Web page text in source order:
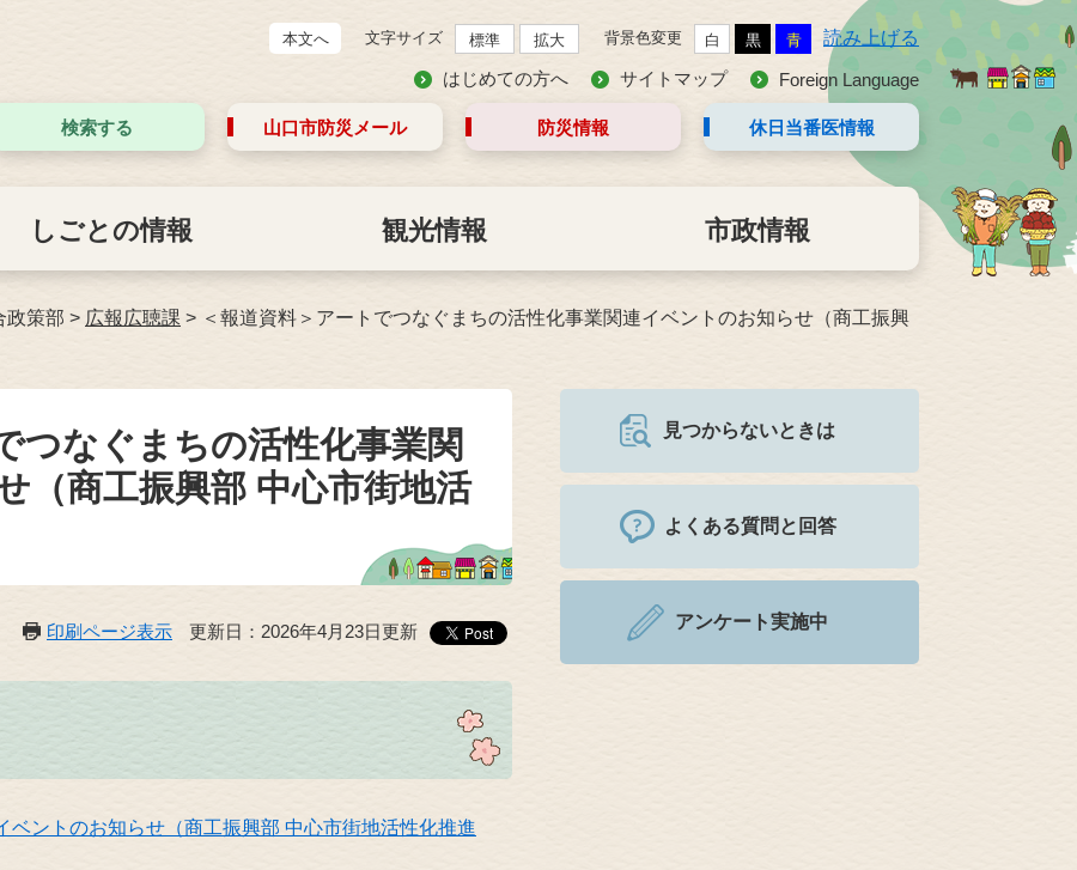
本文へ 文字サイズ 標準 拡大 背景色変更 白 黒 青 読み上げる
はじめての方へ サイトマップ Foreign Language
検索する 山口市防災 メール 防災情報 休日当番医情報
しごとの情報 観光情報 市政情報
政策部 > 広報広聴課 > ＜報道資料＞アートでつなぐまちの活性化事業関連イベントのお知らせ（商工振興
つなぐまちの活性化事業関
（商工振興部 中心市街地活
印刷ページ表示 更新日：2026年4月23日更新
ベントのお知らせ（商工振興部 中心市街地活性化推進
見つからないときは
よくある質問と回答
アンケート実施中